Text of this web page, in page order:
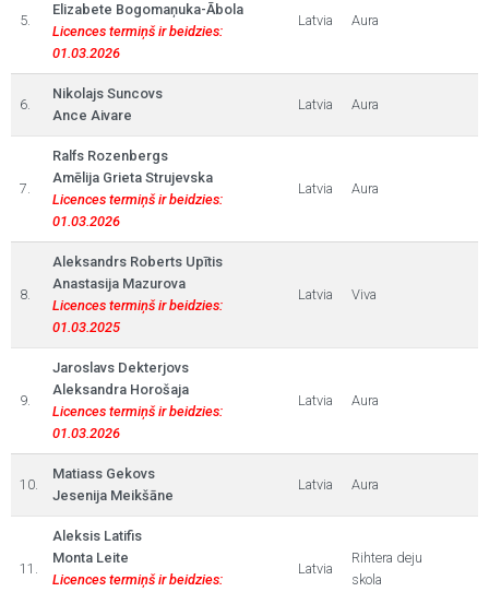
5.
Elizabete Bogomaņuka-Ābola
Licences termiņš ir beidzies:
01.03.2026
Latvia Aura
6.
Nikolajs Suncovs
Ance Aivare
Latvia Aura
7.
Ralfs Rozenbergs
Amēlija Grieta Strujevska
Licences termiņš ir beidzies:
01.03.2026
Latvia Aura
8.
Aleksandrs Roberts Upītis
Anastasija Mazurova
Licences termiņš ir beidzies:
01.03.2025
Latvia Viva
9.
Jaroslavs Dekterjovs
Aleksandra Horošaja
Licences termiņš ir beidzies:
01.03.2026
Latvia Aura
10.
Matiass Gekovs
Jesenija Meikšāne
Latvia Aura
11.
Aleksis Latifis
Monta Leite
Licences termiņš ir beidzies:
Latvia
Rihtera deju
skola